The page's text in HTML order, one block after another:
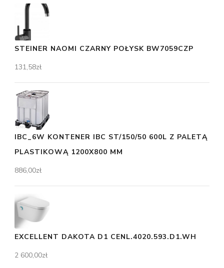
STEINER NAOMI CZARNY POŁYSK BW7059CZP
131,58zł
IBC_6W KONTENER IBC ST/150/50 600L Z PALETĄ
PLASTIKOWĄ 1200X800 MM
886,00zł
EXCELLENT DAKOTA D1 CENL.4020.593.D1.WH
2 600,00zł